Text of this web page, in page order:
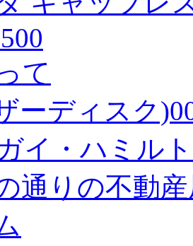
て
ーディスク
イ・ハミル
通りの不動